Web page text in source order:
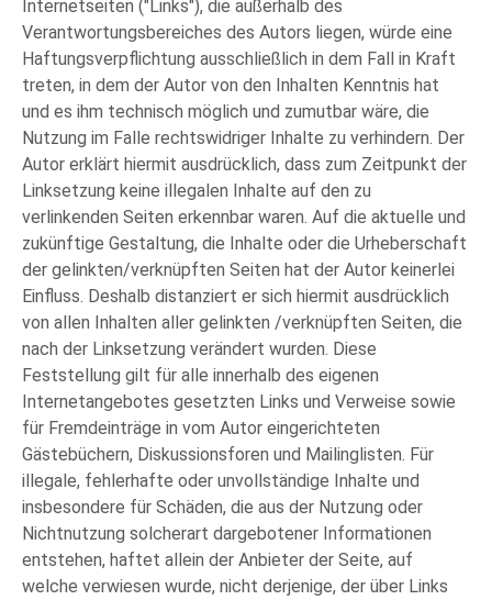
Internetseiten ("Links"), die außerhalb des
Verantwortungsbereiches des Autors liegen, würde eine
Haftungsverpflichtung ausschließlich in dem Fall in Kraft
treten, in dem der Autor von den Inhalten Kenntnis hat
und es ihm technisch möglich und zumutbar wäre, die
Nutzung im Falle rechtswidriger Inhalte zu verhindern. Der
Autor erklärt hiermit ausdrücklich, dass zum Zeitpunkt der
Linksetzung keine illegalen Inhalte auf den zu
verlinkenden Seiten erkennbar waren. Auf die aktuelle und
zukünftige Gestaltung, die Inhalte oder die Urheberschaft
der gelinkten/verknüpften Seiten hat der Autor keinerlei
Einfluss. Deshalb distanziert er sich hiermit ausdrücklich
von allen Inhalten aller gelinkten /verknüpften Seiten, die
nach der Linksetzung verändert wurden. Diese
Feststellung gilt für alle innerhalb des eigenen
Internetangebotes gesetzten Links und Verweise sowie
für Fremdeinträge in vom Autor eingerichteten
Gästebüchern, Diskussionsforen und Mailinglisten. Für
illegale, fehlerhafte oder unvollständige Inhalte und
insbesondere für Schäden, die aus der Nutzung oder
Nichtnutzung solcherart dargebotener Informationen
entstehen, haftet allein der Anbieter der Seite, auf
welche verwiesen wurde, nicht derjenige, der über Links